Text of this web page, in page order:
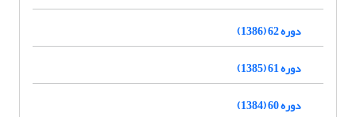
دوره 62 (1386)
دوره 61 (1385)
دوره 60 (1384)